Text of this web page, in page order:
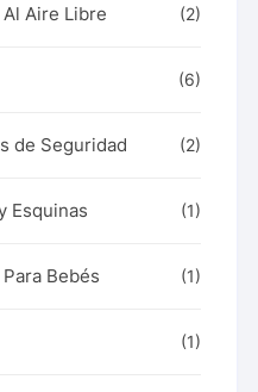
Aire Libre (2)
(6)
de Seguridad (2)
Esquinas (1)
Bebés (1)
(1)